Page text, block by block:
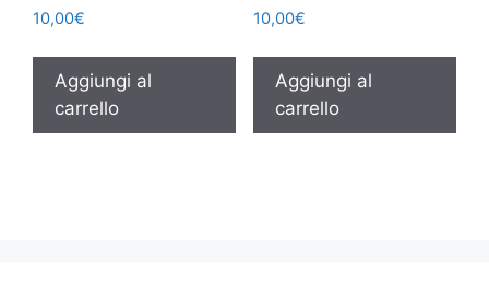
10,00€
Aggiungi al
carrello
10,00€
Aggiungi al
carrello